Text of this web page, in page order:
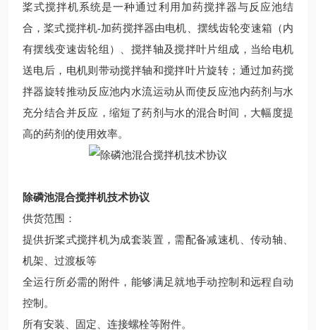
桨式搅拌机系统是一种通过利用加药搅拌器与反应池结
合，桨式搅拌机-加药搅拌器由电机、摆线齿轮变速箱（内
有摆线变速齿轮组）、搅拌轴及搅拌叶片组成，当给电机
送电后，电机则带动搅拌轴和搅拌叶片旋转；通过加药搅
拌器旋转推动反应池内水流运动从而使反应池内药剂与水
充分结合并反应，缩短了药剂与水的混合时间，大幅度提
高的药剂的使用效率。
除磷池混合搅拌机技术协议
供货范围：
提供折桨式搅拌机为成套装置，需配备减速机、传动轴、
机架、过渡板等
全运行所必需的附件，能够满足就地手动控制和远程自动
控制。
所有安装、固定、连接螺栓等附件。